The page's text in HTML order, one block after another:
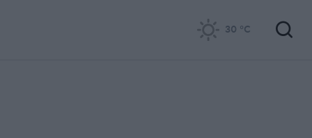
30 °C